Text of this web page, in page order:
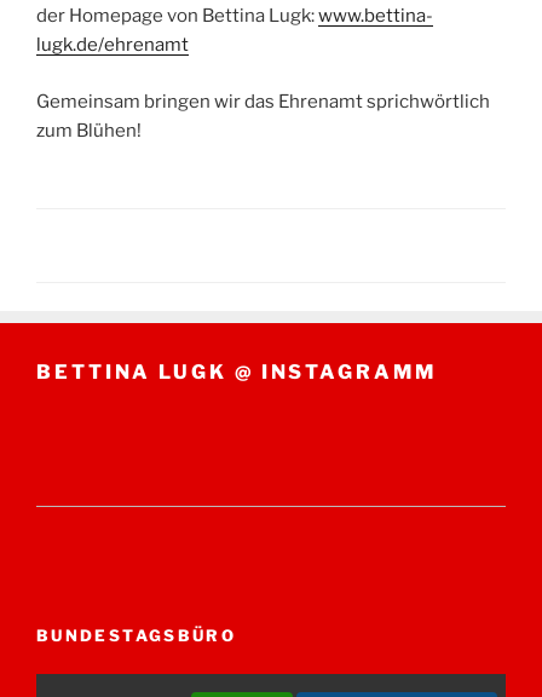
der Homepage von Bettina Lugk:www.bettina-
lugk.de/ehrenamt
Gemeinsam bringen wir das Ehrenamt sprichwörtlich
zum Blühen!
BETTINA LUGK @ INSTAGRAMM
BUNDESTAGSBÜRO